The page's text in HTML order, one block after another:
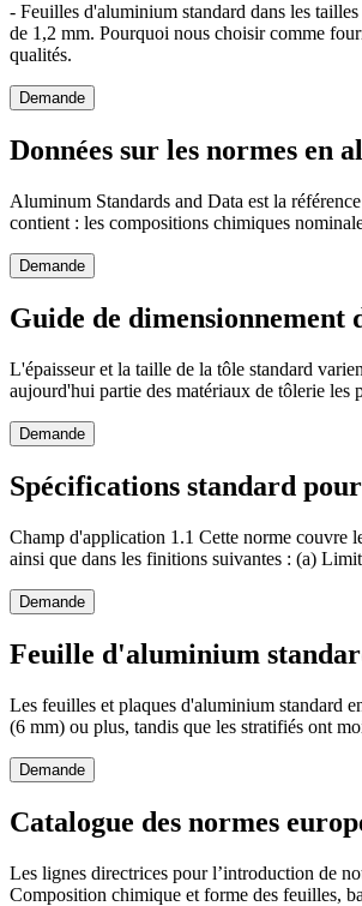
- Feuilles d'aluminium standard dans les
de 1,2 mm. Pourquoi nous choisir comme
qualités.
Demande
Données sur les normes en
Aluminum Standards and Data est la
contient : les compositions chimiques
Demande
Guide de dimensionnement
L'épaisseur et la taille de la tôle standard
aujourd'hui partie des matériaux de tôlerie
Demande
Spécifications standard
Champ d'application 1.1 Cette norme couvre
ainsi que dans les finitions suivantes : (a)
Demande
Feuille d'aluminium
Les feuilles et plaques d'aluminium standard
(6 mm) ou plus, tandis que les stratifiés ont
Demande
Catalogue des normes
Les lignes directrices pour l’introduction de
Composition chimique et forme des feuilles,